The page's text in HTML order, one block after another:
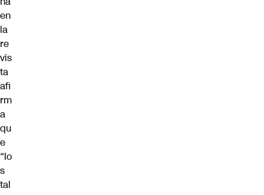
en
la
re
vis
ta
afi
rm
a
qu
e
“lo
s
tal